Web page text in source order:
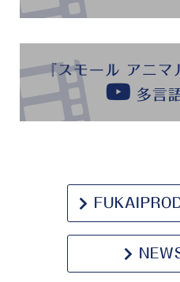
『スモール アニマ
多言